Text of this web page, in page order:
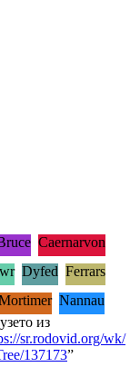
Caernarvon
Dyfed Ferrars
Nannau
из
sr.rodovid.org/wk/
137173”